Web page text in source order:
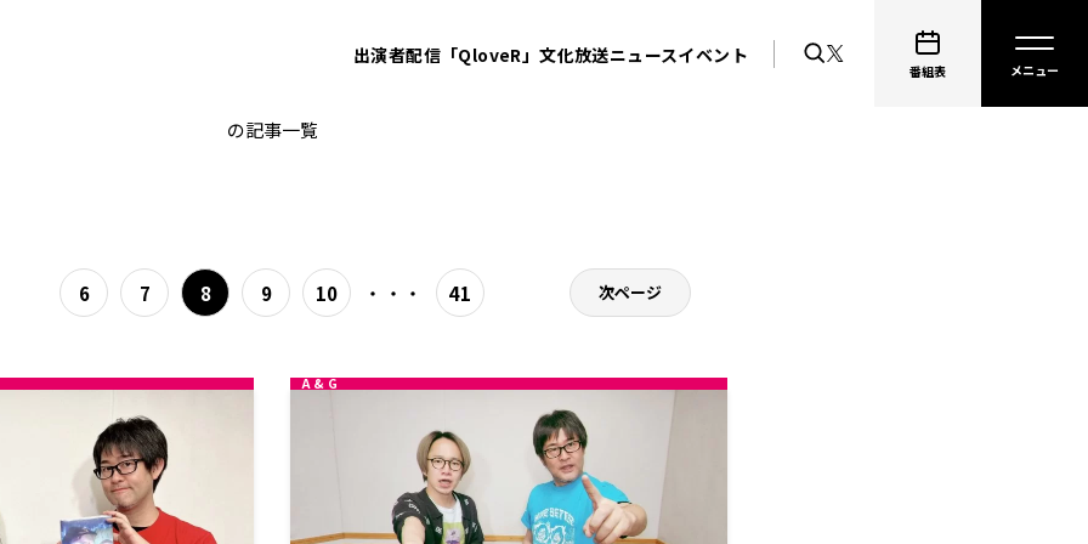
出演者配信「QloveR」文化放送ニュースイベント
番組表
の記事一覧
6 7 8 9 10 ・・・ 41 次ページ